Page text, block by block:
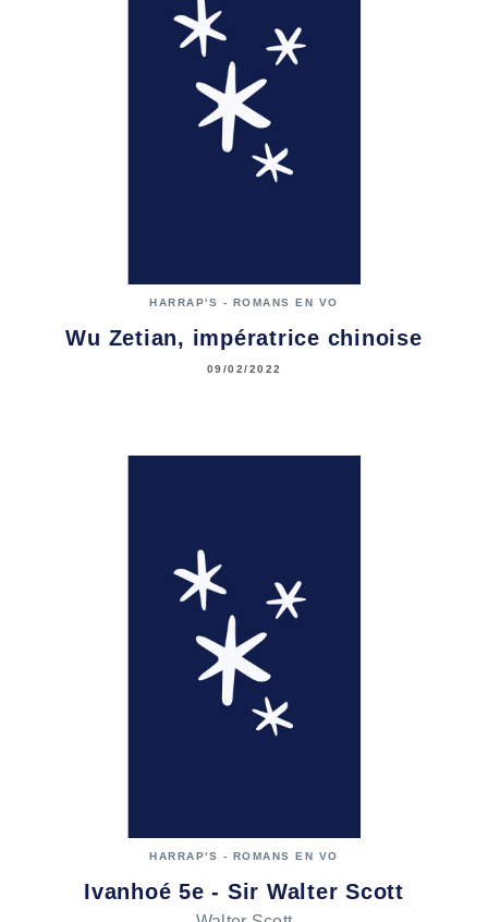
HARRAP'S - ROMANS EN VO
Wu Zetian, impératrice chinoise
09/02/2022
HARRAP'S - ROMANS EN VO
Ivanhoé 5e - Sir Walter Scott